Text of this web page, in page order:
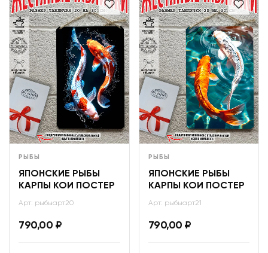
РЫБЫ
ЯПОНСКИЕ РЫБЫ
КАРПЫ КОИ ПОСТЕР
Арт: рыбыарт20
790,00 ₽
РЫБЫ
ЯПОНСКИЕ РЫБЫ
КАРПЫ КОИ ПОСТЕР
Арт: рыбыарт21
790,00 ₽